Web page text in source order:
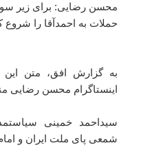
محسن رضایی: برای زیر
حملات به احمدآقا را شروع
به گزارش افق، متن
اینستاگرام محسن رضایی
سیداحمد خمینی
شمعی پای ملت ایران و